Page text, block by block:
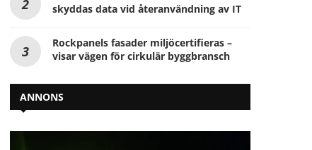
skyddas data vid återanvändning av IT
Rockpanels fasader miljöcertifieras –
visar vägen för cirkulär byggbransch
ANNONS